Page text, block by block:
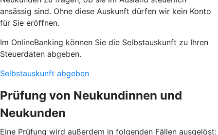
ansässig sind. Ohne diese Auskunft dürfen wir kein Konto
für Sie eröffnen.
Im OnlineBanking können Sie die Selbstauskunft zu Ihren
Steuerdaten abgeben.
Selbstauskunft abgeben
Prüfung von Neukundinnen und
Neukunden
Eine Prüfung wird außerdem in folgenden Fällen ausgelöst: